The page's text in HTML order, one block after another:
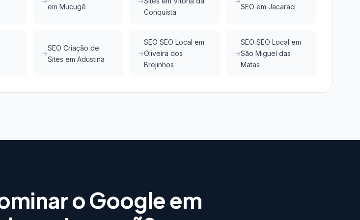
em Mucugê
Conquista
SEO em Jacaraci
SEO Criação de
Sites em Adustina
SEO SEO Local em
Oliveira dos
Brejinhos
SEO SEO Local em
São Miguel das
Matas
o Google em